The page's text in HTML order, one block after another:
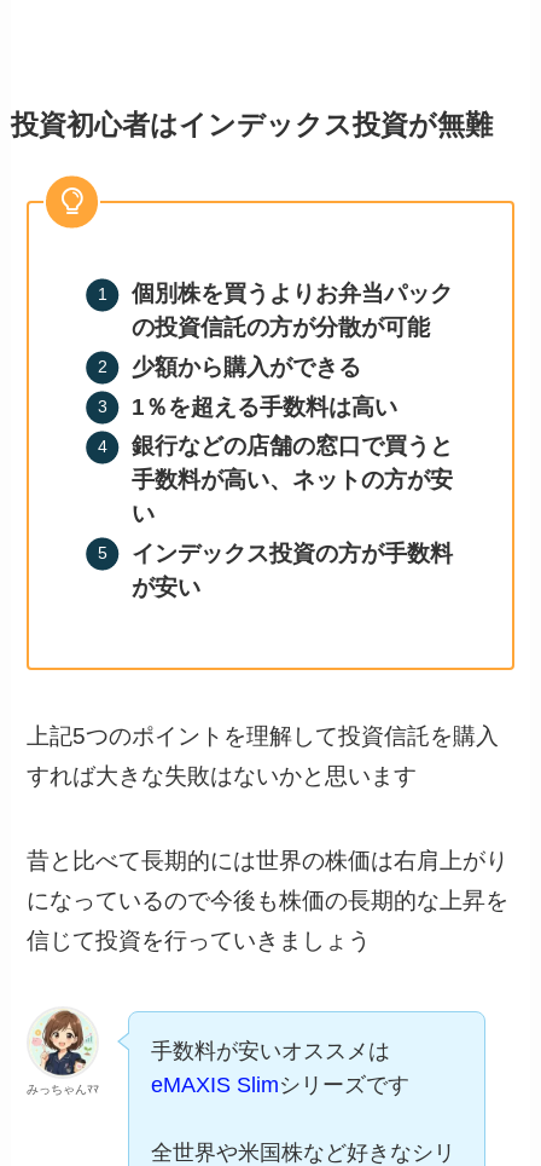
投資初心者はインデックス投資が無難
個別株を買うよりお弁当パック
の投資信託の方が分散が可能
少額から購入ができる
1％を超える手数料は高い
銀行などの店舗の窓口で買うと
手数料が高い、ネットの方が安
い
インデックス投資の方が手数料
が安い
上記5つのポイントを理解して投資信託を購入
すれば大きな失敗はないかと思います
昔と比べて長期的には世界の株価は右肩上がり
になっているので今後も株価の長期的な上昇を
信じて投資を行っていきましょう
みっちゃんﾏﾏ
手数料が安いオススメは
eMAXIS Slimシリーズです
全世界や米国株など好きなシリ